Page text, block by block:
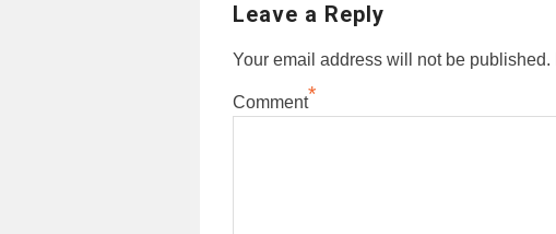
Leave a Reply
Your email address will not be published.
Comment*